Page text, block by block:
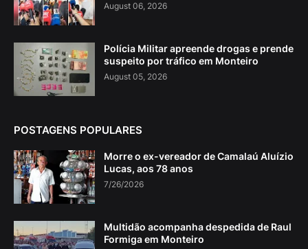
August 06, 2026
Polícia Militar apreende drogas e prende
suspeito por tráfico em Monteiro
August 05, 2026
POSTAGENS POPULARES
Morre o ex-vereador de Camalaú Aluízio
Lucas, aos 78 anos
7/26/2026
Multidão acompanha despedida de Raul
Formiga em Monteiro